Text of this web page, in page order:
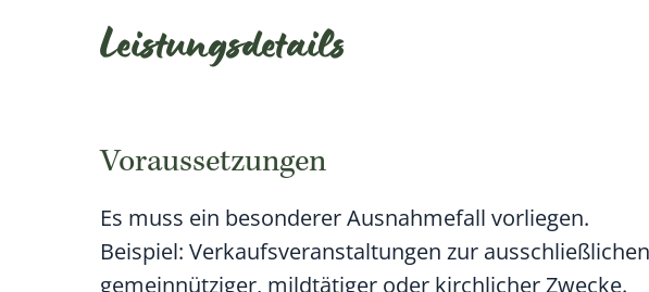
Leistungsdetails
Voraussetzungen
Es muss ein besonderer Ausnahmefall vorliegen.
Beispiel: Verkaufsveranstaltungen zur
gemeinnütziger, mildtätiger oder kirchlicher Zwecke.